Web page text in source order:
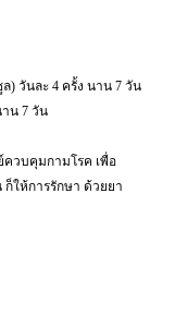
) วันละ 4 ครั้ง นาน 7 วัน
าน 7 วัน
ควบคุมกามโรค เพื่อ
ให้การรักษา ด้วยยา